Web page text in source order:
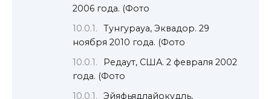
2006 года. (Фото
Тунгурауа, Эквадор. 29
ноября 2010 года. (Фото
Редаут, США. 2 февраля 2002
года. (Фото
Эйяфьядлайокудль,